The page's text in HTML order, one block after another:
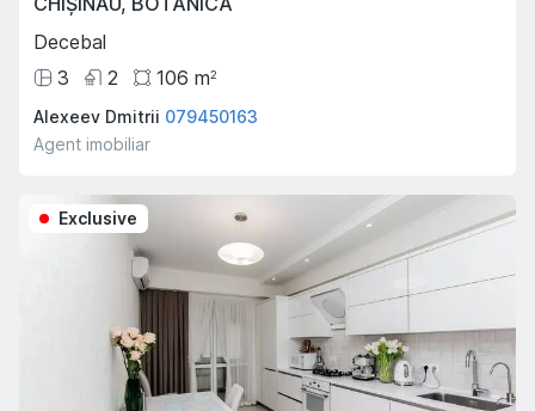
Decebal
3
2 106 m2
Alexeev Dmitrii 079450163
Agent imobiliar
Exclusive